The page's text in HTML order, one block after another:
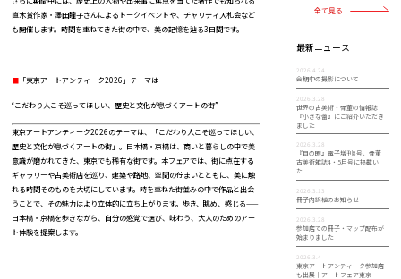
直木賞作家・澤田瞳子さんによるトークイベントや、チャリティ入札会など
も開催します。時間を重ねてきた街の中で、美の記憶を辿る3日間です。
■ 「東京アートアンティーク2026」テーマは
“こだわり人こそ巡ってほしい、歴史と文化が息づくアートの街”
東京アートアンティーク2026のテーマは、「こだわり人こそ巡ってほしい、
歴史と文化が息づくアートの街」。日本橋・京橋は、商いと暮らしの中で美
意識が磨かれてきた、東京でも稀有な街です。本フェアでは、街に点在する
ギャラリーや古美術店を巡り、建築や路地、空間の佇まいとともに、美に触
れる時間そのものを大切にしています。時を重ねた街並みの中で作品と出会
うことで、その魅力はより立体的に立ち上がります。歩き、眺め、感じる——
日本橋・京橋を歩きながら、自分の感覚で選び、味わう、大人のためのアー
ト体験を提案します。
全て見る
最新ニュース
2026.4.24
会期中の撮影について
2026.3.28
世界の古美術・骨董の情報誌
『小さな蕾』にご紹介いただき
ました
2026.3.28
『目の眼』電子増刊8号、骨董
古美術雑誌4・5月号に掲載い
た...
2026.3.13
冊子内誤植のお知らせ
2026.3.28
参加店での冊子・マップ配布が
始まりました
2026.3.4
東京アートアンティーク参加店
も出展｜アートフェア東京